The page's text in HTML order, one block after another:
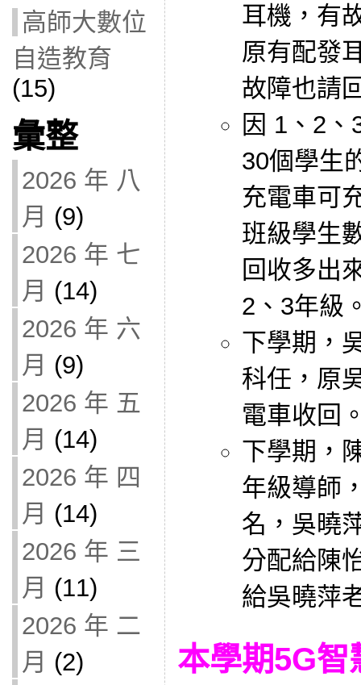
高師大數位
自造教育
(15)
彙整
2026 年 八
月 (9)
2026 年 七
月 (14)
2026 年 六
月 (9)
2026 年 五
月 (14)
2026 年 四
月 (14)
2026 年 三
月 (11)
2026 年 二
月 (2)
耳機，有
原有配發
故障也請
因 1、2
30個學生
充電車可
班級學生
回收多出
2、3年級
下學期，
科任，原
電車收回
下學期，
年級導師
名，吳曉
分配給陳
給吳曉萍
本學期5G智